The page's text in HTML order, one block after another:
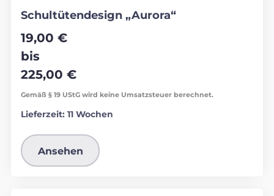
Schultütendesign „Aurora“
19,00 €
bis
225,00 €
Gemäß § 19 UStG wird keine Umsatzsteuer berechnet.
Lieferzeit: 11 Wochen
Ansehen